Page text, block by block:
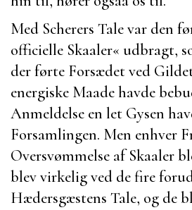
Med Scherers Tale var den
officielle Skaaler« udbragt,
der førte Forsædet ved
energiske Maade havde
Anmeldelse en let Gysen
Forsamlingen. Men enhver
Oversvømmelse af Skaaler
blev virkelig ved de fire
Hædersgæstens Tale, og de